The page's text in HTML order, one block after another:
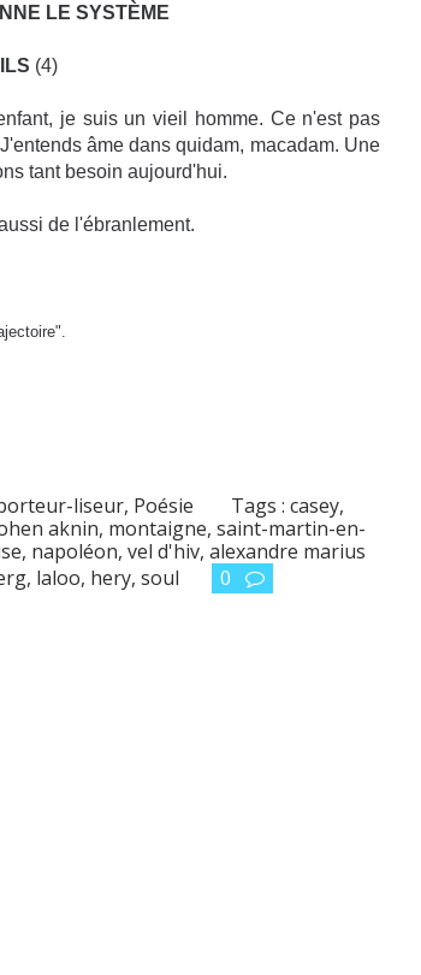
LE SYSTÈME
(4)
je suis un vieil homme. Ce n'est pas
âme dans quidam, macadam. Une
tant besoin aujourd'hui.
de l'ébranlement.
liseur, Poésie Tags :casey,
aknin, montaigne, saint-martin-en-
, napoléon, vel d'hiv, alexandre marius
, laloo, hery, soul 0